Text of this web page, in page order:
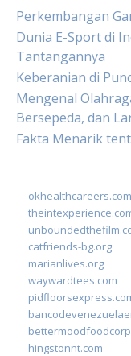
Perkembangan
Dunia E-Sport di
Tantangannya
Keberanian di
Mengenal
Bersepeda, dan
Fakta Menarik
okhealthcareers.com
catfriends-bg.org
marianlives.org
waywardtees.com
hingstonnt.com